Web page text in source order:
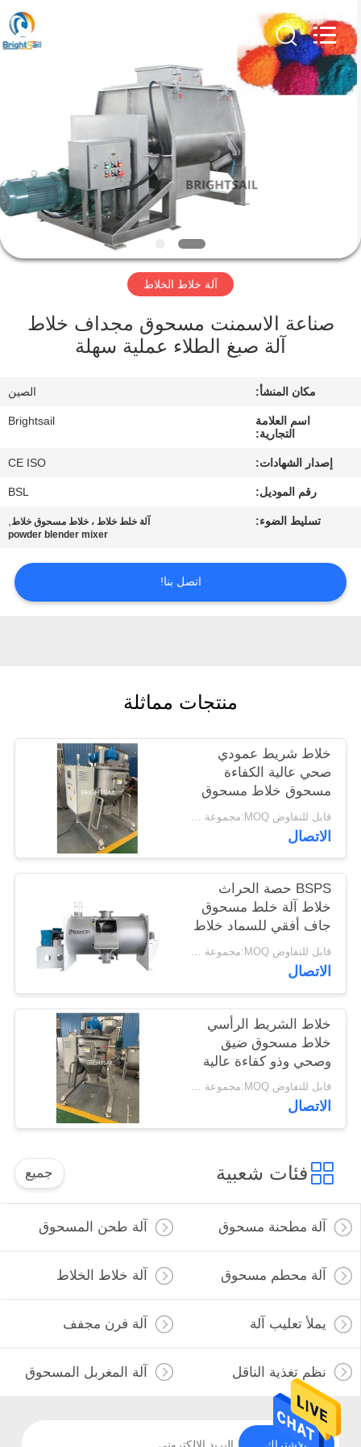
الصفحة
فيديو
عنا
المعمل
مراقبة
الجودة
اتصل
بنا
خريطة
الموقع
PRIVACY
POLICY
Brightsail
Machinery
Co.,Ltd..
All
Rights
Reserved.
آلة خلاط الخلاط
صناعة الاسمنت مسحوق مجداف خلاط
آلة صبغ الطلاء عملية سهلة
مكان المنشأ: الصين
اسم العلامة
التجارية:
Brightsail
إصدار الشهادات: CE ISO
رقم الموديل: BSL
تسليط الضوء: آلة خلط خلاط ، خلاط مسحوق خلاط,
powder blender mixer
اتصل بنا!
منتجات مماثلة
خلاط شريط عمودي
صحي عالية الكفاءة
مسحوق خلاط مسحوق
الذرة التوابل خلاط
الدرجة
قابل للتفاوض MOQ:مجموعة واحدة
الاتصال
BSPS حصة الحراث
خلاط آلة خلط مسحوق
جاف أفقي للسماد خلاط
الحراث
قابل للتفاوض MOQ:مجموعة واحدة
الاتصال
خلاط الشريط الرأسي
خلاط مسحوق ضيق
وصحي وذو كفاءة عالية
قابل للتفاوض MOQ:مجموعة واحدة
الاتصال
فئات شعبية جميع
آلة مطحنة مسحوق آلة طحن المسحوق
آلة محطم مسحوق آلة خلاط الخلاط
يملأ تعليب آلة آلة فرن مجفف
نظم تغذية الناقل آلة المغربل المسحوق
الاشتراك